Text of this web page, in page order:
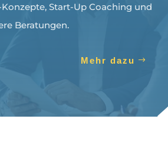
Start-Up Coaching und
Beratungen.
Mehr dazu